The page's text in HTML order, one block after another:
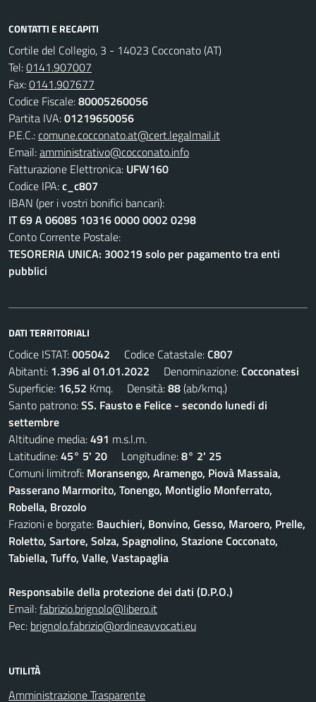
CONTATTI E RECAPITI
Cortile del Collegio, 3 - 14023 Cocconato (AT)
Tel:0141.907007
Fax:0141.907677
Codice Fiscale:80005260056
Partita IVA:01219650056
P.E.C.:comune.cocconato.at@cert.legalmail.it
Email:amministrativo@cocconato.info
Fatturazione Elettronica: UFW160
Codice IPA:c_c807
IBAN (per i vostri bonifici bancari):
IT 69 A 06085 10316 0000 0002 0298
Conto Corrente Postale:
TESORERIA UNICA: 300219 solo per pagamento tra enti
pubblici
DATI TERRITORIALI
Codice ISTAT:005042 Codice Catastale:C807
Abitanti: 1.396 al 01.01.2022 Denominazione:Cocconatesi
Superficie: 16,52 Kmq. Densità:88(ab/kmq.)
Santo patrono:SS. Fausto e Felice - secondo lunedi di
settembre
Altitudine media:491 m.s.l.m.
Latitudine:45° 5' 20 Longitudine:8° 2' 25
Comuni limitrofi: Moransengo, Aramengo, Piovà Massaia,
Passerano Marmorito, Tonengo, Montiglio Monferrato,
Robella, Brozolo
Frazioni e borgate: Bauchieri, Bonvino, Gesso, Maroero, Prelle,
Roletto, Sartore, Solza, Spagnolino, Stazione Cocconato,
Tabiella, Tuffo, Valle, Vastapaglia
Responsabile della protezione dei dati (D.P.O.)
Email:fabrizio.brignolo@libero.it
Pec: brignolo.fabrizio@ordineavvocati.eu
UTILITÀ
Amministrazione Trasparente